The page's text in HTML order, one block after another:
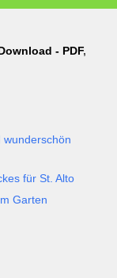
- PDF,
wunderschön
für St. Alto
Garten